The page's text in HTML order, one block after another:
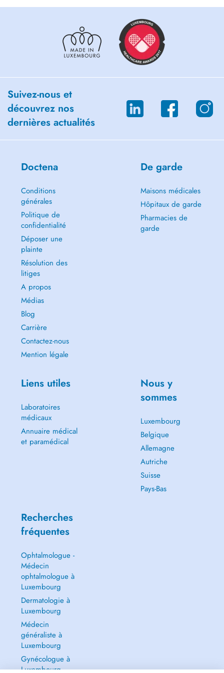
possible et le plus conservateur de l'intégrité de vos dents et bouche.
L'approche biomimétique de nos prothèses et chirurgies, utilisant les
matériaux se rapprochant le plus possible de vos tissus naturels ainsi
que l'esthétique et la fonction de votre sourire et de votre bouche,
forment la pierre angulaire guidant nos traitements.
Suivez-nous et
découvrez nos
dernières actualités
Doctena
Conditions
générales
Politique de
confidentialité
Déposer une
plainte
Résolution des
litiges
A propos
Médias
Blog
Carrière
Contactez-nous
Mention légale
De garde
Maisons médicales
Hôpitaux de garde
Pharmacies de
garde
Liens utiles
Laboratoires
médicaux
Annuaire médical
et paramédical
Nous y
sommes
Luxembourg
Belgique
Allemagne
Autriche
Suisse
Pays-Bas
Recherches
fréquentes
Ophtalmologue -
Médecin
ophtalmologue à
Luxembourg
Dermatologie à
Luxembourg
Médecin
généraliste à
Luxembourg
Gynécologue à
Luxembourg